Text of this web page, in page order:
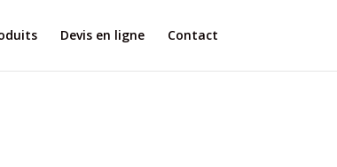
Devis en ligne Contact